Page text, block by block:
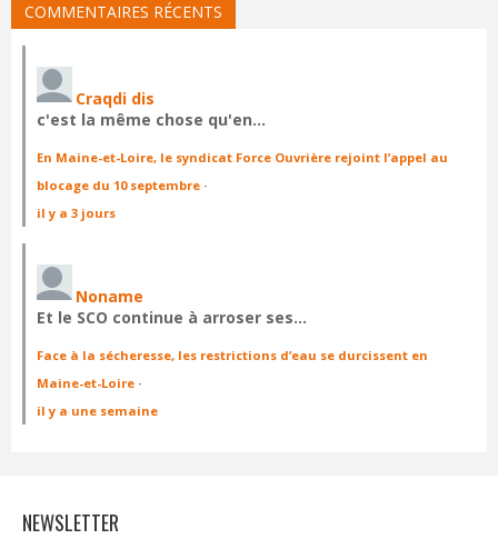
COMMENTAIRES RÉCENTS
Craqdi dis
c'est la même chose qu'en…
En Maine-et-Loire, le syndicat Force Ouvrière rejoint l’appel au
blocage du 10 septembre ·
il y a 3 jours
Noname
Et le SCO continue à arroser ses…
Face à la sécheresse, les restrictions d’eau se durcissent en
Maine-et-Loire ·
il y a une semaine
NEWSLETTER